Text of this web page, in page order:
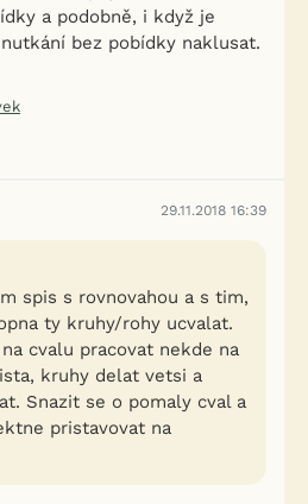
a podobně, i když je
bez pobídky naklusat.
29.11.2018 16:39
spis s rovnovahou a s tim,
ty kruhy/rohy ucvalat.
cvalu pracovat nekde na
kruhy delat vetsi a
Snazit se o pomaly cval a
pristavovat na